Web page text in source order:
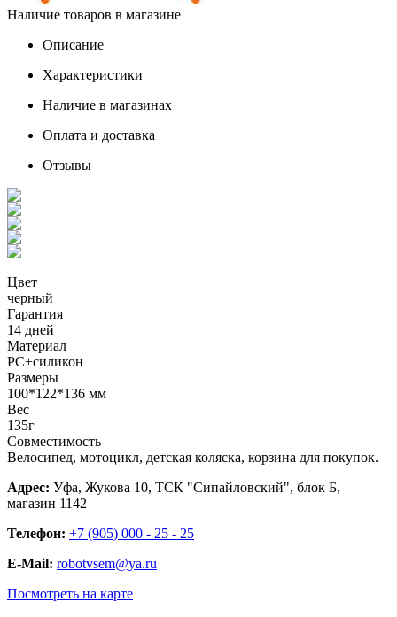
Наличие товаров в магазине
Описание
Характеристики
Наличие в магазинах
Оплата и доставка
Отзывы
Цвет
черный
Гарантия
14 дней
Материал
PC+силикон
Размеры
100*122*136 мм
Вес
135г
Совместимость
Велосипед, мотоцикл, детская коляска, корзина для покупок.
Адрес: Уфа, Жукова 10, ТСК "Сипайловский", блок Б,
магазин 1142
Телефон: +7 (905) 000 - 25 - 25
E-Mail: robotvsem@ya.ru
Посмотреть на карте